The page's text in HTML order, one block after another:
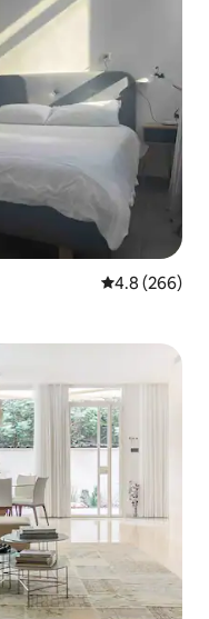
Calificación
4.8 (266)